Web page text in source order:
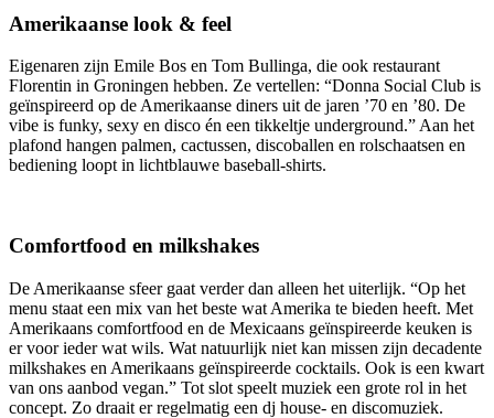
Amerikaanse look & feel
Eigenaren zijn Emile Bos en Tom Bullinga, die ook restaurant
Florentin in Groningen hebben. Ze vertellen: “Donna Social Club is
geïnspireerd op de Amerikaanse diners uit de jaren ’70 en ’80. De
vibe is funky, sexy en disco én een tikkeltje underground.” Aan het
plafond hangen palmen, cactussen, discoballen en rolschaatsen en
bediening loopt in lichtblauwe baseball-shirts.
Comfortfood en milkshakes
De Amerikaanse sfeer gaat verder dan alleen het uiterlijk. “Op het
menu staat een mix van het beste wat Amerika te bieden heeft. Met
Amerikaans comfortfood en de Mexicaans geïnspireerde keuken is
er voor ieder wat wils. Wat natuurlijk niet kan missen zijn decadente
milkshakes en Amerikaans geïnspireerde cocktails. Ook is een kwart
van ons aanbod vegan.” Tot slot speelt muziek een grote rol in het
concept. Zo draait er regelmatig een dj house- en discomuziek.